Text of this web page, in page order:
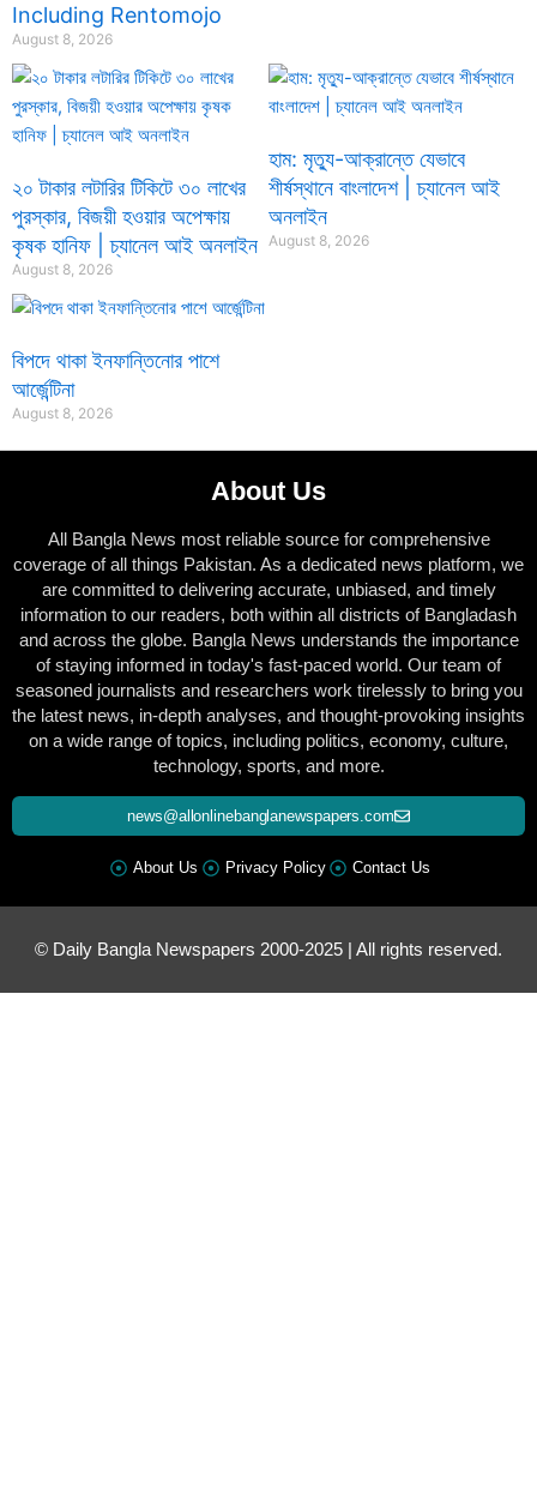
Including Rentomojo
August 8, 2026
২০ টাকার লটারির টিকিটে ৩০ লাখের
পুরস্কার, বিজয়ী হওয়ার অপেক্ষায়
কৃষক হানিফ | চ্যানেল আই অনলাইন
August 8, 2026
হাম: মৃত্যু-আক্রান্তে যেভাবে
শীর্ষস্থানে বাংলাদেশ | চ্যানেল আই
অনলাইন
August 8, 2026
বিপদে থাকা ইনফান্তিনোর পাশে
আর্জেন্টিনা
August 8, 2026
About Us
All Bangla News most reliable source for comprehensive
coverage of all things Pakistan. As a dedicated news platform, we
are committed to delivering accurate, unbiased, and timely
information to our readers, both within all districts of Bangladash
and across the globe. Bangla News understands the importance
of staying informed in today's fast-paced world. Our team of
seasoned journalists and researchers work tirelessly to bring you
the latest news, in-depth analyses, and thought-provoking insights
on a wide range of topics, including politics, economy, culture,
technology, sports, and more.
news@allonlinebanglanewspapers.com
About Us Privacy Policy Contact Us
© Daily Bangla Newspapers 2000-2025 | All rights reserved.